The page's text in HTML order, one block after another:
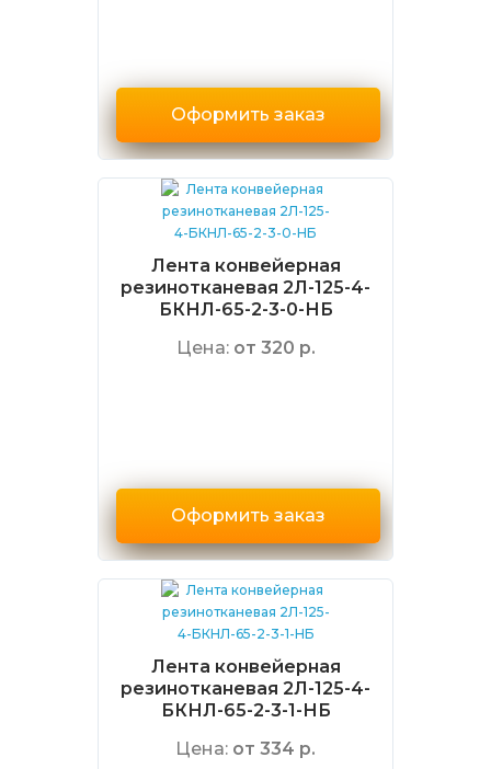
Оформить заказ
Лента конвейерная
резинотканевая 2Л-125-4-
БКНЛ-65-2-3-0-НБ
Цена: от 320 р.
Оформить заказ
Лента конвейерная
резинотканевая 2Л-125-4-
БКНЛ-65-2-3-1-НБ
Цена: от 334 р.